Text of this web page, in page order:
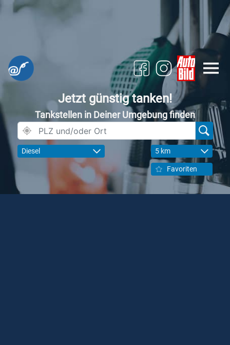
Jetzt günstig tanken!
Tankstellen in Deiner Umgebung finden
Diesel 5 km
Favoriten